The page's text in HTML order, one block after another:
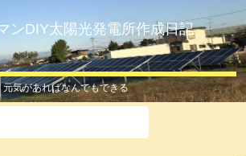
ンDIY太陽光発電所作成日記
元気があればなんでもできる